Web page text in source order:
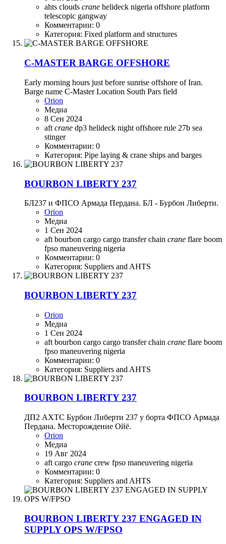
ahts clouds crane helideck nigeria offshore platform
telescopic gangway
Комментарии: 0
Категория: Fixed platform and structures
C-MASTER BARGE OFFSHORE
Early morning hours just before sunrise offshore of Iran.
Barge name C-Master Location South Pars field
Orion
Медиа
8 Сен 2024
aft crane dp3 helideck night offshore rule 27b sea
stinger
Комментарии: 0
Категория: Pipe laying & crane ships and barges
BOURBON LIBERTY 237
БЛ237 и ФПСО Армада Пердана. БЛ - Бурбон Либерти.
Orion
Медиа
1 Сен 2024
aft bourbon cargo cargo transferchain crane flare boom
fpso maneuvering nigeria
Комментарии: 0
Категория: Suppliers and AHTS
BOURBON LIBERTY 237
Orion
Медиа
1 Сен 2024
aft bourbon cargo cargo transferchain crane flare boom
fpso maneuvering nigeria
Комментарии: 0
Категория: Suppliers and AHTS
BOURBON LIBERTY 237
ДП2 АХТС Бурбон Либерти 237 у борта ФПСО Армада
Пердана. Месторождение Ойё.
Orion
Медиа
19 Авг 2024
aft cargo crane crew fpso maneuvering nigeria
Комментарии: 0
Категория: Suppliers and AHTS
BOURBON LIBERTY 237 ENGAGED IN
SUPPLY OPS W/FPSO